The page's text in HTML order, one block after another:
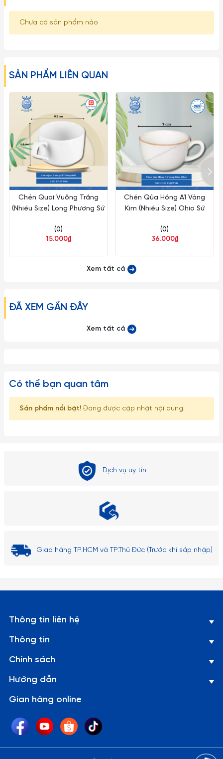
Chưa có sản phẩm nào
SẢN PHẨM LIÊN QUAN
Chén Quai Vuông Trắng
(Nhiều Size) Long Phương Sứ
(0)
15.000₫
Chén Qủa Hồng A1 Vàng
Kim (Nhiều Size) Ohio Sứ
(0)
36.000₫
Xem tất cả
ĐÃ XEM GẦN ĐÂY
Xem tất cả
Có thể bạn quan tâm
Sản phẩm nổi bật! Đang được cập nhật nội dung.
Dịch vụ uy tín
Giao hàng TP.HCM và TP.Thủ Đức (Trước khi sáp nhập)
Thông tin liên hệ
Thông tin
Chính sách
Hướng dẫn
Gian hàng online